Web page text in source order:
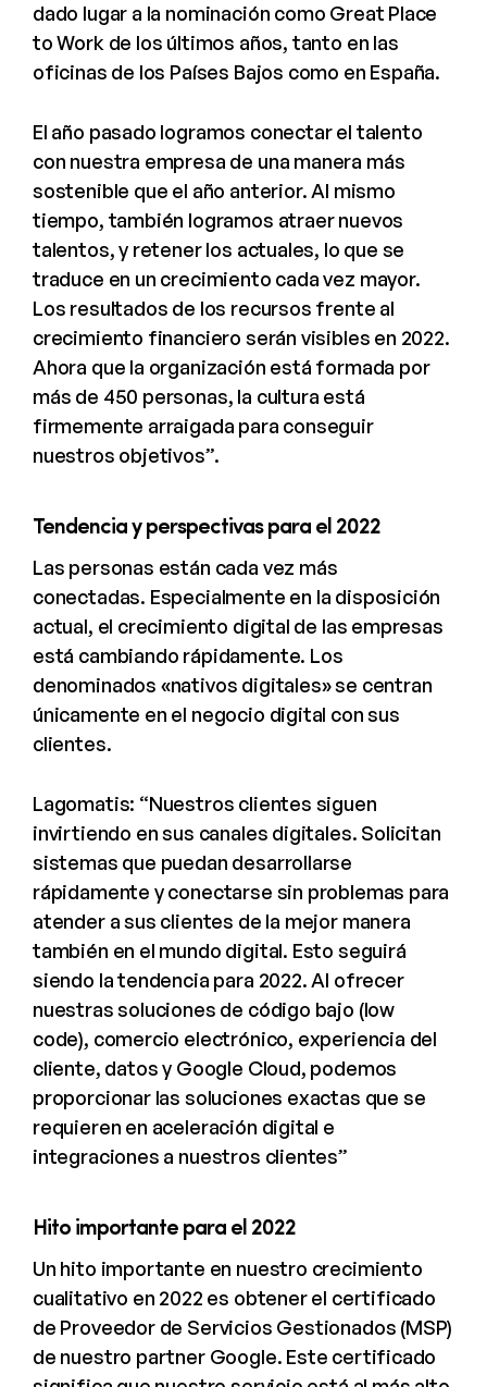
dado lugar a la nominación como Great Place
to Work de los últimos años, tanto en las
oficinas de los Países Bajos como en España.
El año pasado logramos conectar el talento
con nuestra empresa de una manera más
sostenible que el año anterior. Al mismo
tiempo, también logramos atraer nuevos
talentos, y retener los actuales, lo que se
traduce en un crecimiento cada vez mayor.
Los resultados de los recursos frente al
crecimiento financiero serán visibles en 2022.
Ahora que la organización está formada por
más de 450 personas, la cultura está
firmemente arraigada para conseguir
nuestros objetivos”.
Tendencia y perspectivas para el 2022
Las personas están cada vez más
conectadas. Especialmente en la disposición
actual, el crecimiento digital de las empresas
está cambiando rápidamente. Los
denominados «nativos digitales» se centran
únicamente en el negocio digital con sus
clientes.
Lagomatis: “Nuestros clientes siguen
invirtiendo en sus canales digitales. Solicitan
sistemas que puedan desarrollarse
rápidamente y conectarse sin problemas para
atender a sus clientes de la mejor manera
también en el mundo digital. Esto seguirá
siendo la tendencia para 2022. Al ofrecer
nuestras soluciones de código bajo (low
code), comercio electrónico, experiencia del
cliente, datos y Google Cloud, podemos
proporcionar las soluciones exactas que se
requieren en aceleración digital e
integraciones a nuestros clientes”
Hito importante para el 2022
Un hito importante en nuestro crecimiento
cualitativo en 2022 es obtener el certificado
de Proveedor de Servicios Gestionados (MSP)
de nuestro partner Google. Este certificado